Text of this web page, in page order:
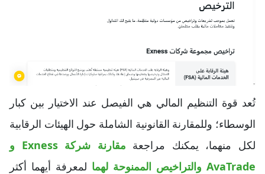
تُعد قوة التنظيم المالي هي الفيصل عند الاختيار بين كبار
الوسطاء؛ وللمقارنة القانونية الشاملة حول الهيئات الرقابية
لكل منهما، يمكنك مراجعة
مقارنة شركة Exness و
AvaTrade والتراخيص الممنوحة لهما
لمعرفة أيهما أكثر